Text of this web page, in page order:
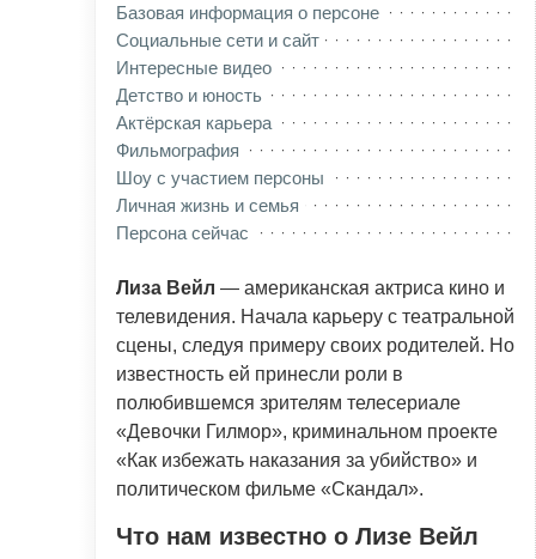
Базовая информация о персоне
Социальные сети и сайт
Интересные видео
Детство и юность
Актёрская карьера
Фильмография
Шоу с участием персоны
Личная жизнь и семья
Персона сейчас
Лиза Вейл — американская актриса кино и
телевидения. Начала карьеру с театральной
сцены, следуя примеру своих родителей. Но
известность ей принесли роли в
полюбившемся зрителям телесериале
«Девочки Гилмор», криминальном проекте
«Как избежать наказания за убийство» и
политическом фильме «Скандал».
Что нам известно о Лизе Вейл